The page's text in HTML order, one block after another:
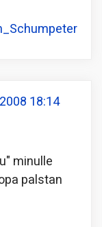
18:14
minulle
palstan